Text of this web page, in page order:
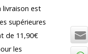
livraison est
supérieures
de 11,90€
les